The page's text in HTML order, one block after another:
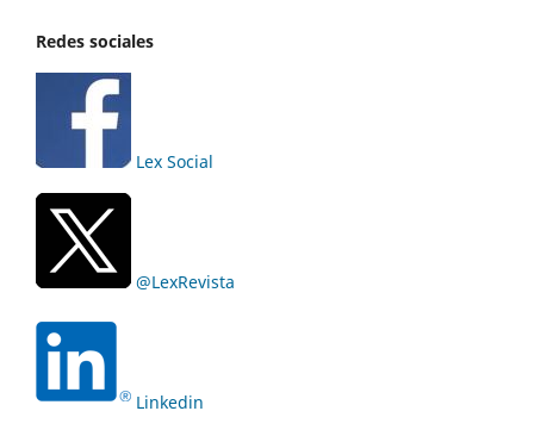
Redes sociales
Lex Social
@LexRevista
Linkedin